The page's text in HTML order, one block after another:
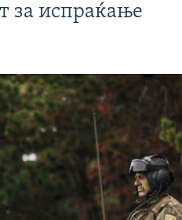
за испраќање